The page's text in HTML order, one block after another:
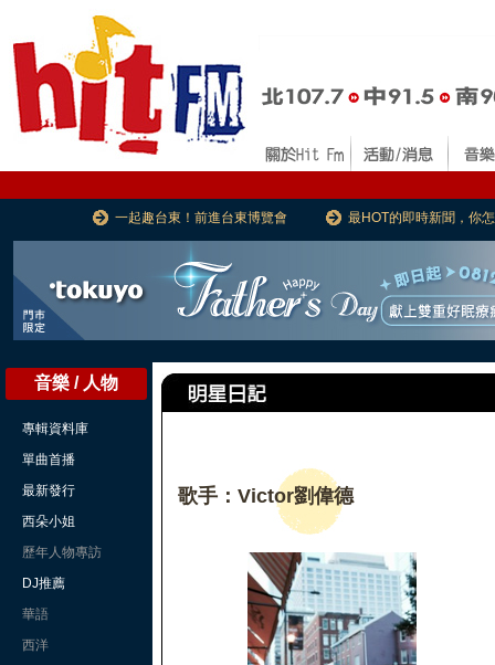
一起趣台東！前進台東博覽會 最HOT的即時新聞，你
音樂 / 人物
專輯資料庫
單曲首播
最新發行
西朵小姐
歷年人物專訪
DJ推薦
華語
西洋
歌手：Victor劉偉德